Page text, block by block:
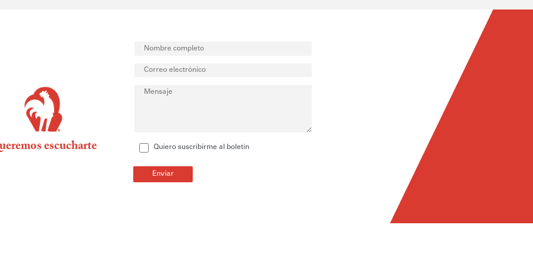
escucharte Quiero suscribirme al boletín